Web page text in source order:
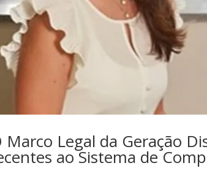
Marco Legal da Geração
ao Sistema de